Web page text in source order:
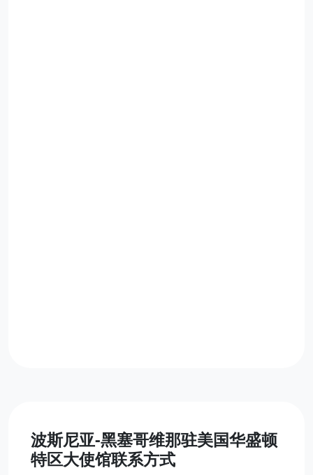
波斯尼亚-黑塞哥维那驻美国华盛顿
特区大使馆联系方式